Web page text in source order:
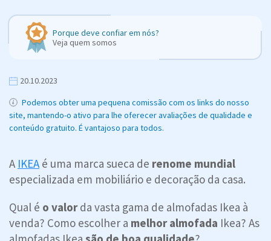
Porque deve confiar em nós?
Veja quem somos
20.10.2023
Podemos obter uma pequena comissão com os links do nosso
site, mantendo-o ativo para lhe oferecer avaliações de qualidade e
conteúdo gratuito. É vantajoso para todos.
A IKEAé uma marca sueca de renome mundial
especializada em mobiliário e decoração da casa.
Qual é o valorda vasta gama de almofadas Ikea à
venda? Como escolher a melhor almofada Ikea? As